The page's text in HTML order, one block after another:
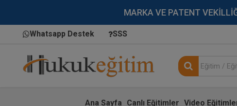
MARKA VE PATENT
Whatsapp Destek SSS
Ana Sayfa Canlı Eğitimler Video